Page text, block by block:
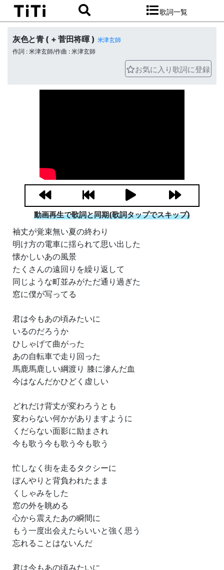
歌詞一覧
灰色と青 ( + 菅田将暉 ) 米津玄師
作詞 : 米津玄師/作曲 : 米津玄師
お気に入り歌詞に登録
動画再生で歌詞と同期(歌詞タップでスキップ)
袖丈が覚束無い夏の終わり
明け方の電車に揺られて思い出した
懐かしいあの風景
たくさんの遠回りを繰り返して
同じような町並みがただ通り過ぎた
窓に僕が写ってる
君は今もあの頃みたいに
いるのだろうか
ひしゃげて曲がった
あの自転車で走り回った
馬鹿馬鹿しい綱渡り 膝に滲んだ血
今はなんだかひどく虚しい
どれだけ背丈が変わろうとも
変わらない何かがありますように
くだらない面影に励まされ
今も歌う今も歌う今も歌う
忙しなく街を走るタクシーに
ぼんやりと背負われたまま
くしゃみをした
窓の外を眺める
心から震えたあの瞬間に
もう一度出会えたらいいと強く思う
忘れることはないんだ
君は今もあの頃みたいに